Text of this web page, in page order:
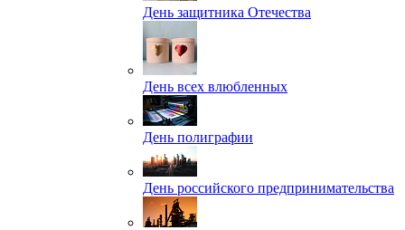
День защитника Отечества
День всех влюбленных
День полиграфии
День российского предпринимательства